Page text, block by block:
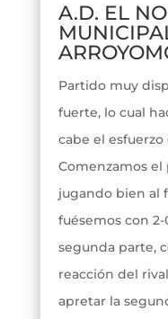
A.D. EL
Partido muy
fuerte, lo cual
cabe el esfuerzo
Comenzamos
jugando bien al
fuésemos con
segunda parte,
reacción del
apretar la